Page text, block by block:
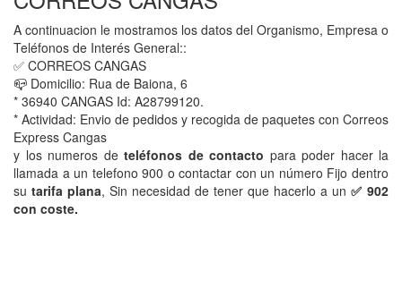
A continuacion le mostramos los datos del Organismo, Empresa o
Teléfonos de Interés General::
✅ CORREOS CANGAS
📪 Domicilio: Rua de Baiona, 6
* 36940 CANGAS Id: A28799120.
* Actividad: Envio de pedidos y recogida de paquetes con Correos
Express Cangas
y los numeros de teléfonos de contacto para poder hacer la
llamada a un telefono 900 o contactar con un número Fijo dentro
su tarifa plana, Sin necesidad de tener que hacerlo a un ✅ 902
con coste.